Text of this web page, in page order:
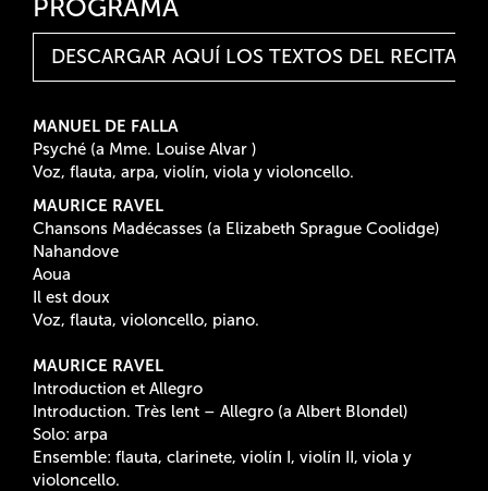
PROGRAMA
DESCARGAR AQUÍ LOS TEXTOS DEL RECITAL
MANUEL DE FALLA
Psyché (a Mme. Louise Alvar )
Voz, flauta, arpa, violín, viola y violoncello.
MAURICE RAVEL
Chansons Madécasses (a Elizabeth Sprague Coolidge)
Nahandove
Aoua
Il est doux
Voz, flauta, violoncello, piano.
MAURICE RAVEL
Introduction et Allegro
Introduction. Très lent – Allegro (a Albert Blondel)
Solo: arpa
Ensemble: flauta, clarinete, violín I, violín II, viola y
violoncello.